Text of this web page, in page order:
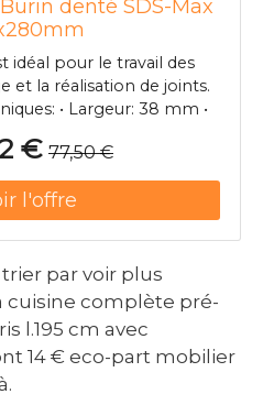
denté SDS-Max
idéal pour le travail des
et la réalisation de joints.
• Largeur: 38 mm •
€ 77,50 €
par voir plus
cuisine complète pré-
l.195 cm avec
14 € eco-part mobilier